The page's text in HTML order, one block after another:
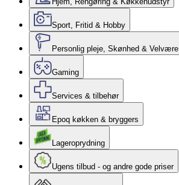
Sport, Fritid & Hobby
Personlig pleje, Skønhed & Velvære
Gaming
Services & tilbehør
Epoq køkken & bryggers
Lageroprydning
Ugens tilbud - og andre gode priser